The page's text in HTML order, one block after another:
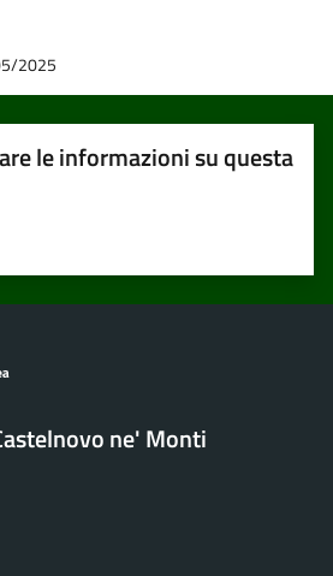
2025
le informazioni su questa
5 stelle su 5
su 5
su 5
5
ne' Monti